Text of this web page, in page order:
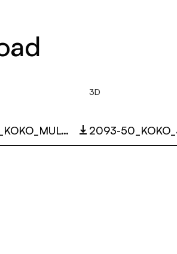
2093_2093-50_KOKO_MULTI_LANGUAGE_9420_INST.PDF
3D
2093-